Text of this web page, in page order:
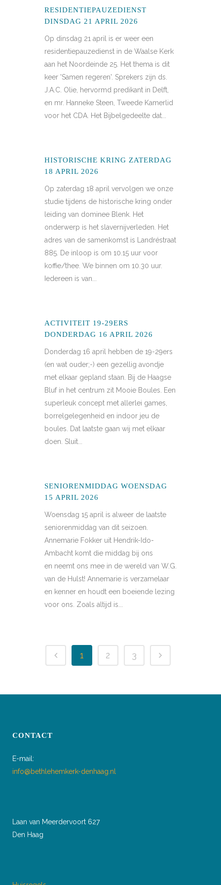
RESIDENTIEPAUZEDIENST
DINSDAG 21 APRIL 2026
Op dinsdag 21 april is er weer een
residentiepauzedienst in de Waalse Kerk
aan het Noordeinde 25. Het thema is dit
keer 'Samen regeren'. Sprekers zijn ds.
J.A.C. Olie, hervormd predikant in Delft,
en mr. Hanneke Steen, Tweede Kamerlid
voor het CDA. Het Bijbelgedeelte dat...
HISTORISCHE KRING ZATERDAG
18 APRIL 2026
Op zaterdag 18 april vervolgen we onze
studie tijdens de historische kring onder
leiding van dominee Blenk. Het
onderwerp is het slavernijverleden. Het
adres van de samenkomst is Landréstraat
885. De inloop is om 10.15 uur voor
koffie/thee. We binnen om 10.30 uur.
Iedereen is van...
ACTIVITEIT 19-29ERS
DONDERDAG 16 APRIL 2026
Donderdag 16 april hebben de 19-29ers
(en wat ouder;-) een gezellig avondje
met elkaar gepland staan. Bij de Haagse
Bluf in het centrum zit Mooie Boules. Een
superleuk concept met allerlei games,
borrelgelegenheid en indoor jeu de
boules. Dat laatste gaan wij met elkaar
doen. Sluit...
SENIORENMIDDAG WOENSDAG
15 APRIL 2026
Woensdag 15 april is alweer de laatste
seniorenmiddag van dit seizoen.
Annemarie Fokker uit Hendrik-Ido-
Ambacht komt die middag bij ons
en neemt ons mee in de wereld van W.G.
van de Hulst! Annemarie is verzamelaar
en kenner en houdt een boeiende lezing
voor ons. Zoals altijd is...
1 2 3
CONTACT
E-mail:
info@bethlehemkerk-denhaag.nl
Laan van Meerdervoort 627
Den Haag